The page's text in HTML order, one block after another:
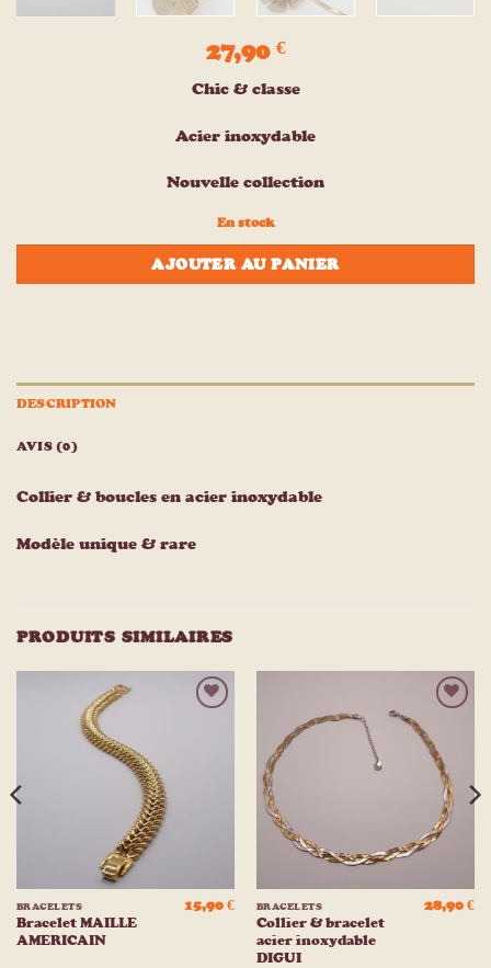
27,90 €
Chic & classe
Acier inoxydable
Nouvelle collection
En stock
AJOUTER AU PANIER
DESCRIPTION
AVIS (0)
Collier & boucles en acier inoxydable
Modèle unique & rare
PRODUITS SIMILAIRES
BRACELETS
Bracelet MAILLE
AMERICAIN
15,90€
Ajouter
à la
liste
d’envies
BRACELETS
Collier & bracelet
acier inoxydable
DIGUI
28,90€